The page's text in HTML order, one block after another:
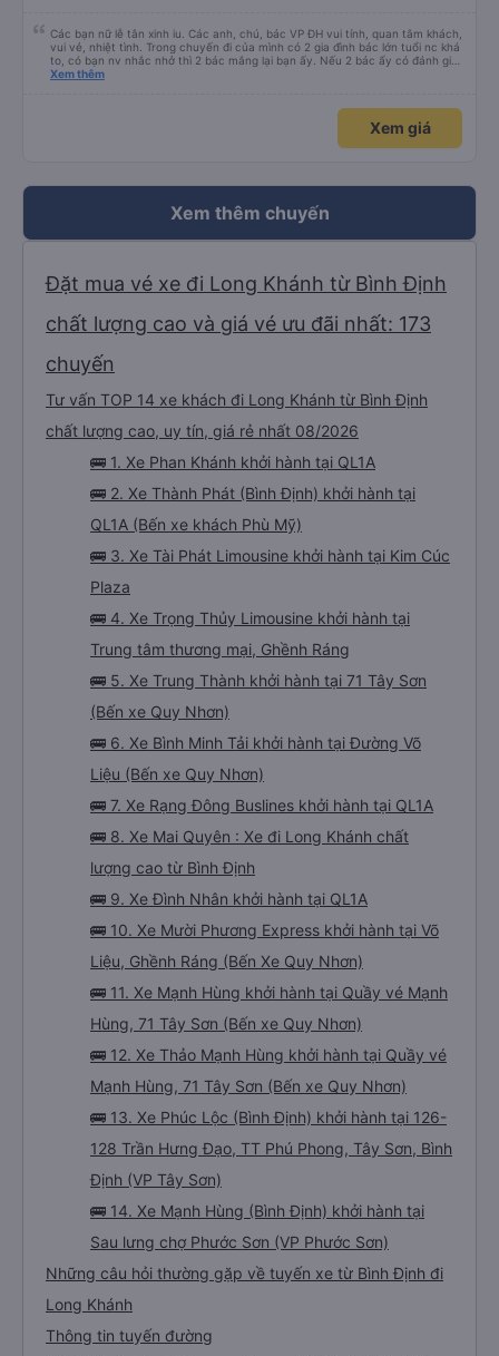
Các bạn nữ lễ tân xinh iu. Các anh, chú, bác VP ĐH vui tính, quan tâm khách,
vui vẻ, nhiệt tình. Trong chuyến đi của mình có 2 gia đình bác lớn tuổi nc khá
to, có bạn nv nhắc nhở thì 2 bác mắng lại bạn ấy. Nếu 2 bác ấy có đánh giá
xấu thì mình ngược lại nha. Bạn ấy nhắc nhở rất đúng. 2 bác nói rất to. To
bạn ấy nha. Nếu bạn ấy bị trừ thì bảo bạn ấy liên hệ sđt của mình, mình hỗ
trợ ạ. Số mình đuôi 666, chuyến ĐH-NT ngày 16/1. À các bạn nữ lễ tân xinh
iu còn đổi cho mình phòng đơn sang đôi xong còn note là (một mình) yêu
Xem thêm
Xem giá
Xem thêm chuyến
Đặt mua vé xe đi Long Khánh từ Bình Định
chất lượng cao và giá vé ưu đãi nhất: 173
chuyến
Tư vấn TOP 14 xe khách đi Long Khánh từ Bình Định
chất lượng cao, uy tín, giá rẻ nhất 08/2026
🚌 1. Xe Phan Khánh khởi hành tại QL1A
🚌 2. Xe Thành Phát (Bình Định) khởi hành tại
QL1A (Bến xe khách Phù Mỹ)
🚌 3. Xe Tài Phát Limousine khởi hành tại Kim Cúc
Plaza
🚌 4. Xe Trọng Thủy Limousine khởi hành tại
Trung tâm thương mại, Ghềnh Ráng
🚌 5. Xe Trung Thành khởi hành tại 71 Tây Sơn
(Bến xe Quy Nhơn)
🚌 6. Xe Bình Minh Tải khởi hành tại Đường Võ
Liệu (Bến xe Quy Nhơn)
🚌 7. Xe Rạng Đông Buslines khởi hành tại QL1A
🚌 8. Xe Mai Quyên : Xe đi Long Khánh chất
lượng cao từ Bình Định
🚌 9. Xe Đình Nhân khởi hành tại QL1A
🚌 10. Xe Mười Phương Express khởi hành tại Võ
Liệu, Ghềnh Ráng (Bến Xe Quy Nhơn)
🚌 11. Xe Mạnh Hùng khởi hành tại Quầy vé Mạnh
Hùng, 71 Tây Sơn (Bến xe Quy Nhơn)
🚌 12. Xe Thảo Mạnh Hùng khởi hành tại Quầy vé
Mạnh Hùng, 71 Tây Sơn (Bến xe Quy Nhơn)
🚌 13. Xe Phúc Lộc (Bình Định) khởi hành tại 126-
128 Trần Hưng Đạo, TT Phú Phong, Tây Sơn, Bình
Định (VP Tây Sơn)
🚌 14. Xe Mạnh Hùng (Bình Định) khởi hành tại
Sau lưng chợ Phước Sơn (VP Phước Sơn)
Những câu hỏi thường gặp về tuyến xe từ Bình Định đi
Long Khánh
Thông tin tuyến đường